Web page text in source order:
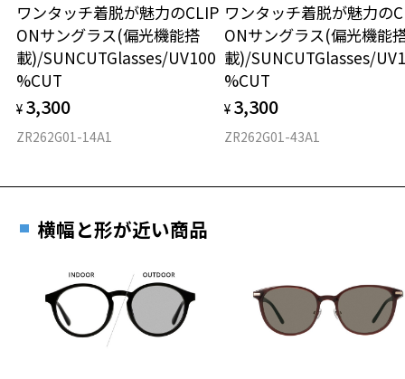
材質
フロント素材：アセテート
ワンタッチ着脱が魅力のCLIP
ONサングラス(偏光機能搭
載)/SUNCUTGlasses/UV100
%CUT
¥ 3,300
ZR262G01-14A1
ワンタッチ着脱が魅力の
ONサングラス(偏光機能
載)/SUNCUTGlasses/
%CUT
¥ 3,300
ZR262G01-43A1
横幅と形が近い商品